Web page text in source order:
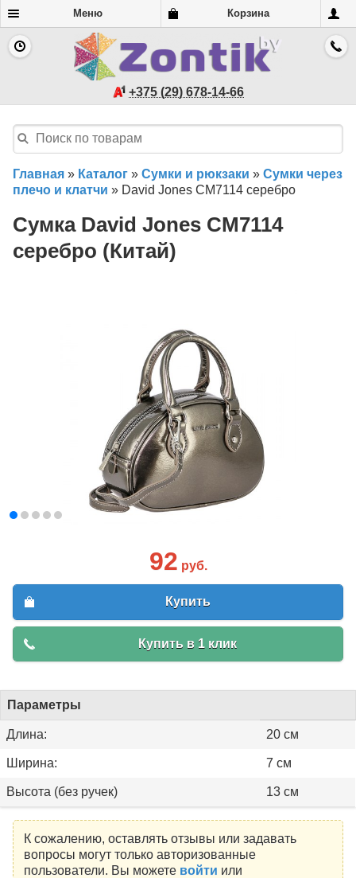
Меню Корзина
+375 (29) 678-14-66
Главная » Каталог » Сумки и рюкзаки » Сумки через
плечо и клатчи » David Jones CM7114 серебро
Сумка David Jones CM7114
серебро (Китай)
92 руб.
Купить
Купить в 1 клик
Параметры
Длина: 20 см
Ширина: 7 см
Высота (без ручек) 13 см
К сожалению, оставлять отзывы или задавать
вопросы могут только авторизованные
пользователи. Вы можете войти или